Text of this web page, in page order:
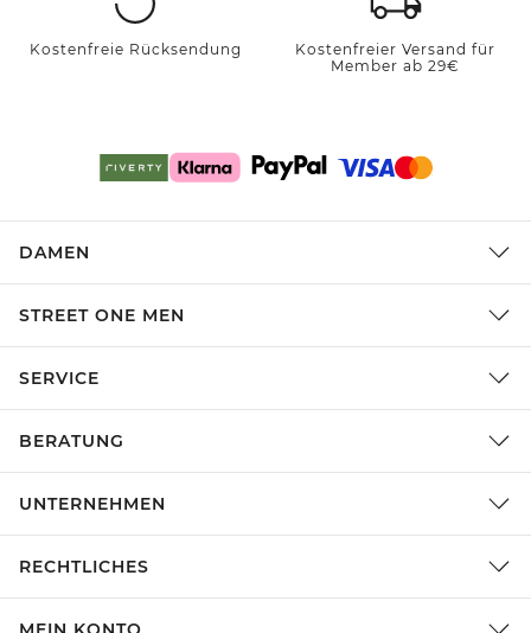
Kostenfreie Rücksendung
Kostenfreier Versand für
Member ab 29€
DAMEN
STREET ONE MEN
SERVICE
BERATUNG
UNTERNEHMEN
RECHTLICHES